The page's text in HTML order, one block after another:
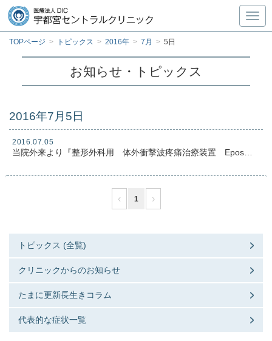
TOPページ > トピックス > 2016年 > 7月 > 5日
お知らせ・トピックス
2016年7月5日
2016.07.05
‹ 1 ›
トピックス (全覧)
クリニックからのお知らせ
たまに更新長生きコラム
代表的な症状一覧